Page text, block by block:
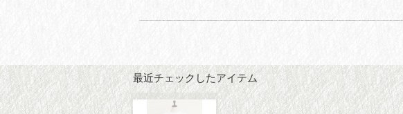
最近チェックしたアイテム